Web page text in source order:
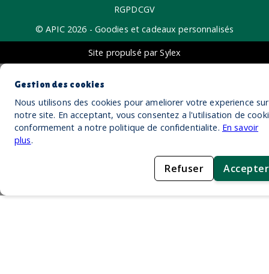
RGPDCGV
© APIC 2026 - Goodies et cadeaux personnalisés
Site propulsé par Sylex
Gestion des cookies
Nous utilisons des cookies pour ameliorer votre experience sur
notre site. En acceptant, vous consentez a l'utilisation de
conformement a notre politique de confidentialite. En savoir
plus.
Refuser Accepter